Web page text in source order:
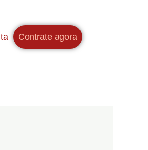
Contrate agora